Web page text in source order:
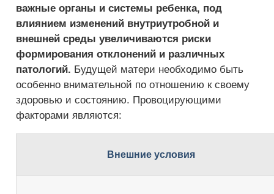
важные органы и системы ребенка, под
влиянием изменений внутриутробной и
внешней среды увеличиваются риски
формирования отклонений и различных
патологий. Будущей матери необходимо быть
особенно внимательной по отношению к своему
здоровью и состоянию. Провоцирующими
факторами являются:
Внешние условия